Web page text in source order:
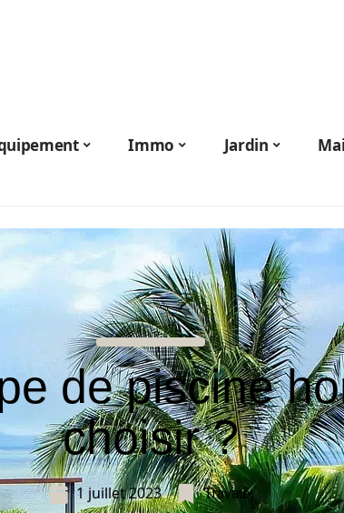
Immo Jardin
de piscine
choisir ?
1 juillet 2023 Travaux